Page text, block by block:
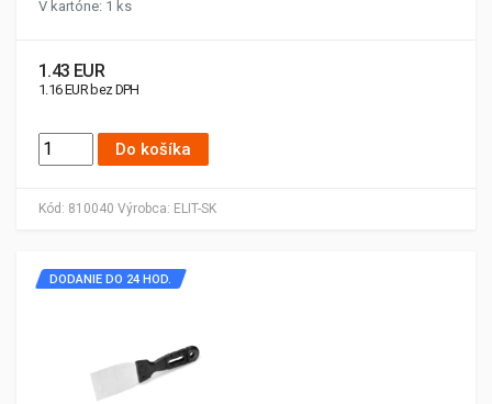
Kód: 810040 Výrobca: ELIT-SK
V kartóne: 1 ks
1.43 EUR
1.16 EUR bez DPH
Do košíka
DODANIE DO 24 HOD.